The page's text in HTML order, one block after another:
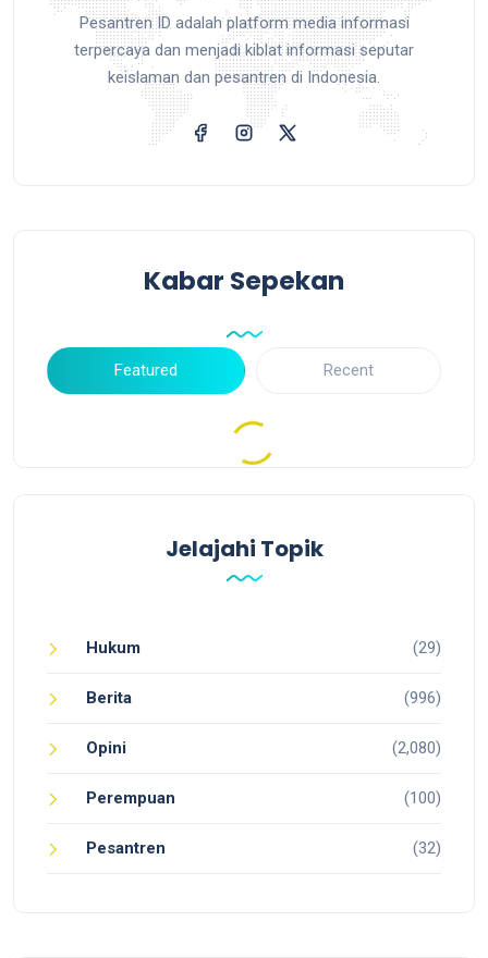
Pesantren ID adalah platform media informasi
terpercaya dan menjadi kiblat informasi seputar
keislaman dan pesantren di Indonesia.
Kabar Sepekan
Featured Recent
Jelajahi Topik
Hukum (29)
Berita (996)
Opini (2,080)
Perempuan (100)
Pesantren (32)